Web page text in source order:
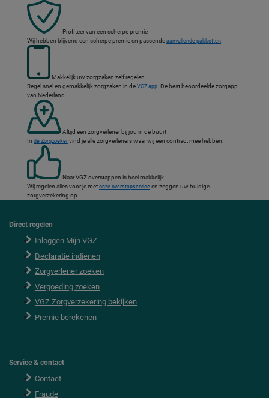
Profiteer van een scherpe premie
Wij hebben blijvend een scherpe premie en passende aanvullende pakketten.
Makkelijk uw zorgzaken zelf regelen
Regel snel en gemakkelijk zorgzaken in de VGZ app. De best beoordeelde zorgapp
van Nederland
Altijd een zorgverlener bij jou in de buurt
In de Zorgzoeker vind je alle zorgverleners waar wij een contract mee hebben.
Naar VGZ overstappen is heel makkelijk
Wij regelen alles voor je met onze overstapservice en zeggen uw huidige
zorgverzekering op.
Direct regelen
Inloggen Mijn VGZ
Declaratie indienen
Zorgverlener zoeken
Vergoeding zoeken
VGZ Zorgverzekering bekijken
Premie berekenen
Service & contact
Contact
Fraude